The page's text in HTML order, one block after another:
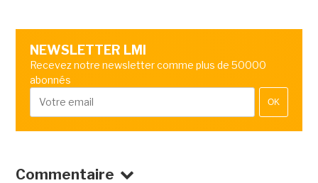
NEWSLETTER LMI
Recevez notre newsletter comme plus de 50000
abonnés
OK
Commentaire